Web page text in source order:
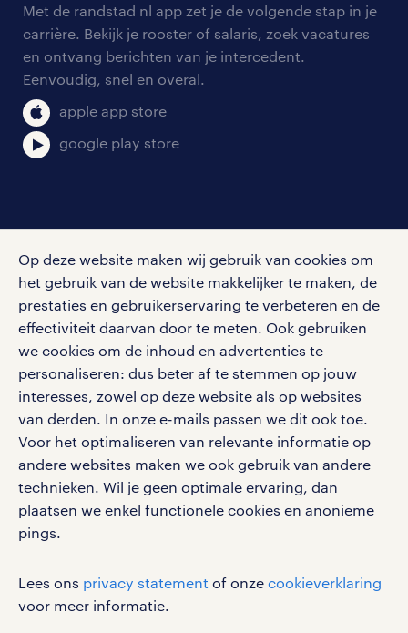
Op deze website maken wij gebruik van cookies om
het gebruik van de website makkelijker te maken, de
prestaties en gebruikerservaring te verbeteren en de
effectiviteit daarvan door te meten. Ook gebruiken
we cookies om de inhoud en advertenties te
personaliseren: dus beter af te stemmen op jouw
interesses, zowel op deze website als op websites
van derden. In onze e-mails passen we dit ook toe.
Voor het optimaliseren van relevante informatie op
andere websites maken we ook gebruik van andere
technieken. Wil je geen optimale ervaring, dan
plaatsen we enkel functionele cookies en anonieme
pings.
Lees ons privacy statement of onze cookieverklaring
voor meer informatie.
algemene voorwaarden
Met de randstad nl app zet je de volgende stap in je
carrière. Bekijk je rooster of salaris, zoek vacatures
en ontvang berichten van je intercedent.
Eenvoudig, snel en overal.
apple app store
google play store
Volg ons voor de leukste content omtrent
vacatures, solliciteren en inspiratie.
werken bij randstad
gebruikersvoorwaarden
privacystatement
cookies
disclaimer
sitemap
RANDSTAD, HUMAN FORWARD en SHAPING THE
WORLD OF WORK zijn geregistreerde